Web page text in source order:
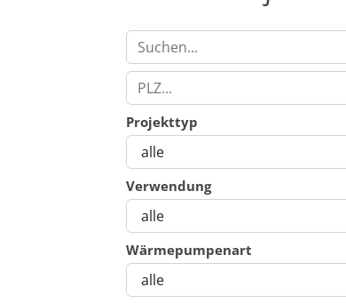
Projekttyp
Verwendung
Wärmepumpenart